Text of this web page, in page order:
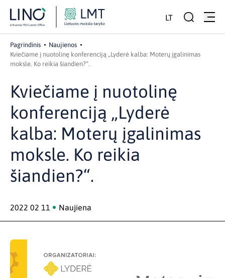
LT
Pagrindinis
Naujienos
Kviečiame į nuotolinę konferenciją „Lyderė kalba: Moterų įgalinimas
moksle. Ko reikia šiandien?“.
Kviečiame į nuotolinę
konferenciją „Lyderė
kalba: Moterų įgalinimas
moksle. Ko reikia
šiandien?“.
2022 02 11 Naujiena